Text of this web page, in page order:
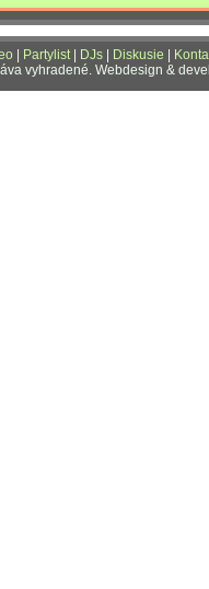
Partylist| DJs Diskusie
vyhradené. Webdesign &